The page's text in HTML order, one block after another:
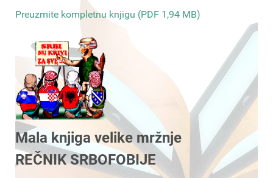
Preuzmite kompletnu knjigu (PDF 1,94 MB)
Mala knjiga velike mržnje
REČNIK SRBOFOBIJE